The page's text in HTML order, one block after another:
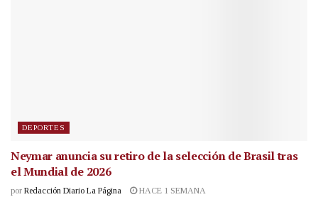
DEPORTES
Neymar anuncia su retiro de la selección de Brasil tras
el Mundial de 2026
por Redacción Diario La Página HACE 1 SEMANA